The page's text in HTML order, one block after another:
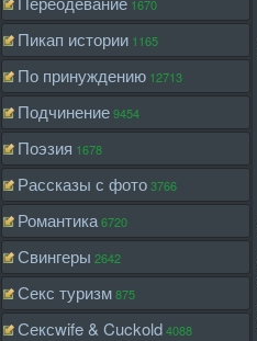
1670
Пикап истории 1165
По принуждению 12713
Подчинение9454
Поэзия 1678
Рассказы с фото3766
Романтика6720
Свингеры 2642
Секс туризм875
Сексwife & Cuckold4088